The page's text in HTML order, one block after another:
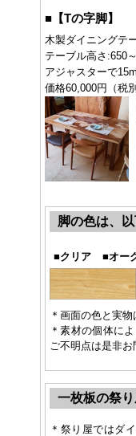
■ 【Tの字脚】
木製ダイニングテ
テーブル高さ:650
アジャスターで
価格60,000円（税別
脚の色は、
■クリア ■オー
＊画面の色と実
＊素材の個体に
ご不明点は是非お
一枚板の祭
＊祭り屋ではダ